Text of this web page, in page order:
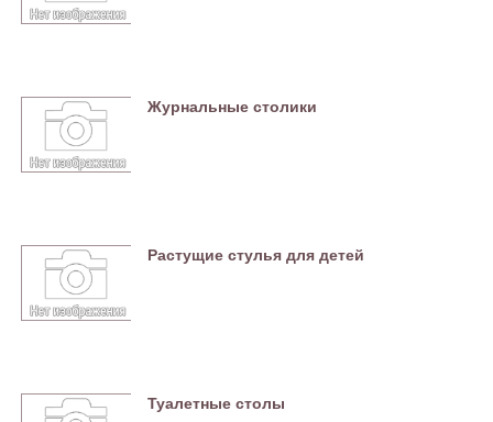
Журнальные столики
Растущие стулья для детей
Туалетные столы